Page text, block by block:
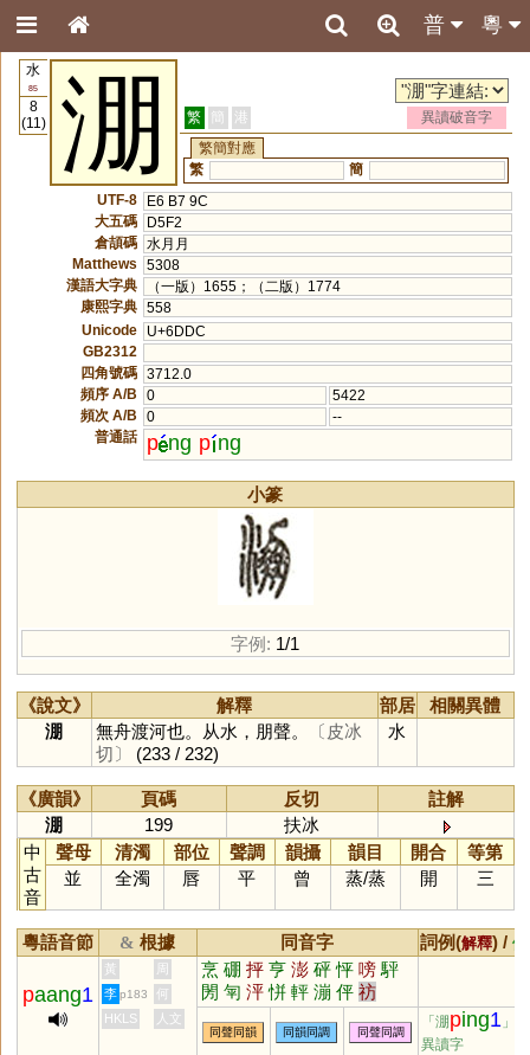
粵
普
水
85
8
(11)
淜 繁 簡 港
異讀破音字
繁簡對應
繁
簡
UTF-8
E6 B7 9C
大五碼
D5F2
倉頡碼 水月月
Matthews
5308
漢語大字典
（一版）1655；（二版）1774
康熙字典 558
Unicode
U+6DDC
GB2312
四角號碼 3712.0
頻序 A/B
0
5422
頻次 A/B
0
--
普通話
p ng p ng
小篆
字例: 1/1
《說文》 解釋 部居
相關異體
淜
無舟渡河也。从水，朋聲。
〔皮冰
切〕
(233 / 232)
水
《廣韻》 頁碼 反切
註解
淜
199
扶冰
中
古
音
聲母 清濁 部位 聲調 韻攝 韻目 開合
等第
並
全濁 唇 平 曾 蒸/蒸 開 三
粵語音節 & 根據 同音字 詞例(解釋) /
paang1
黃 周 烹 硼 抨 亨 澎 砰 怦 嗙 駍
閍 匉 泙 恲 軯 漰 伻 祊
李 p183
何
HKLS
人文
同聲同韻 同韻同調 同聲同調
「淜ping1 」的
異讀字